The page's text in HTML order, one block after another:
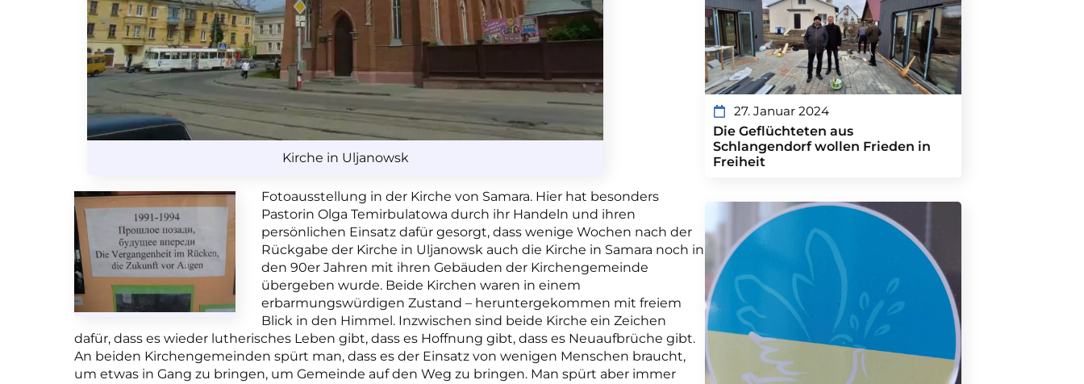
Kirche in Uljanowsk
Fotoausstellung in der Kirche von Samara. Hier hat besonders
Pastorin Olga Temirbulatowa durch ihr Handeln und ihren
persönlichen Einsatz dafür gesorgt, dass wenige Wochen nach der
Rückgabe der Kirche in Uljanowsk auch die Kirche in Samara noch in
den 90er Jahren mit ihren Gebäuden der Kirchengemeinde
übergeben wurde. Beide Kirchen waren in einem
erbarmungswürdigen Zustand – heruntergekommen mit freiem
Blick in den Himmel. Inzwischen sind beide Kirche ein Zeichen
dafür, dass es wieder lutherisches Leben gibt, dass es Hoffnung gibt, dass es Neuaufbrüche gibt.
An beiden Kirchengemeinden spürt man, dass es der Einsatz von wenigen Menschen braucht,
um etwas in Gang zu bringen, um Gemeinde auf den Weg zu bringen. Man spürt aber immer
27. Januar 2024
Die Geflüchteten aus
Schlangendorf wollen Frieden in
Freiheit